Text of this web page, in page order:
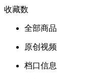
收藏数
全部商品
原创视频
档口信息